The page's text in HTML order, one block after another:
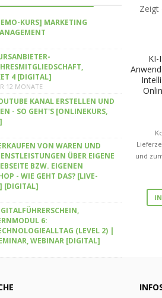
Zeigt
KI-
und
KURS] MARKETING
4 [DIGITAL]
12 MONATE
KANAL ERSTELLEN UND
- SO GEHT'S [ONLINEKURS,
VON WAREN UND
ÜBER EIGENE
BZW. EIGENEN
- WIE GEHT DAS? [LIVE-
[DIGITAL]
6:
(LEVEL 2) |
WEBINAR [DIGITAL]